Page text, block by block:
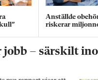
Anställde
riskerar
jobb – särskilt